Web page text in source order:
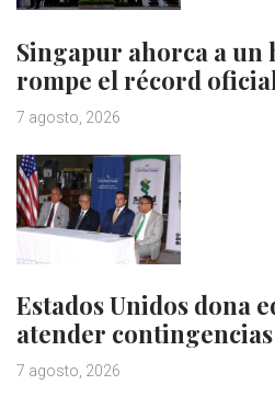
Singapur ahorca a un
rompe el récord
7 agosto, 2026
Estados Unidos dona
atender
7 agosto, 2026